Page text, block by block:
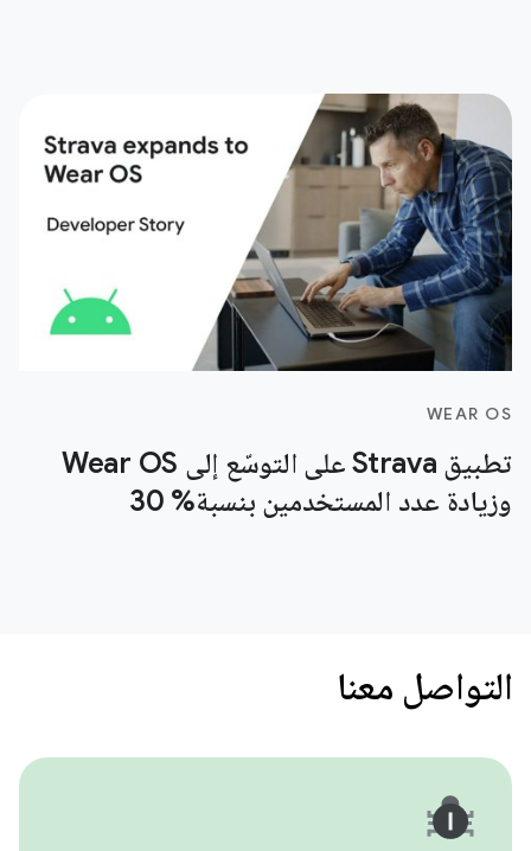
WEAR OS
تطبيق Strava على التوسّع إلى Wear OS
وزيادة عدد المستخدمين بنسبة% 30
التواصل معنا